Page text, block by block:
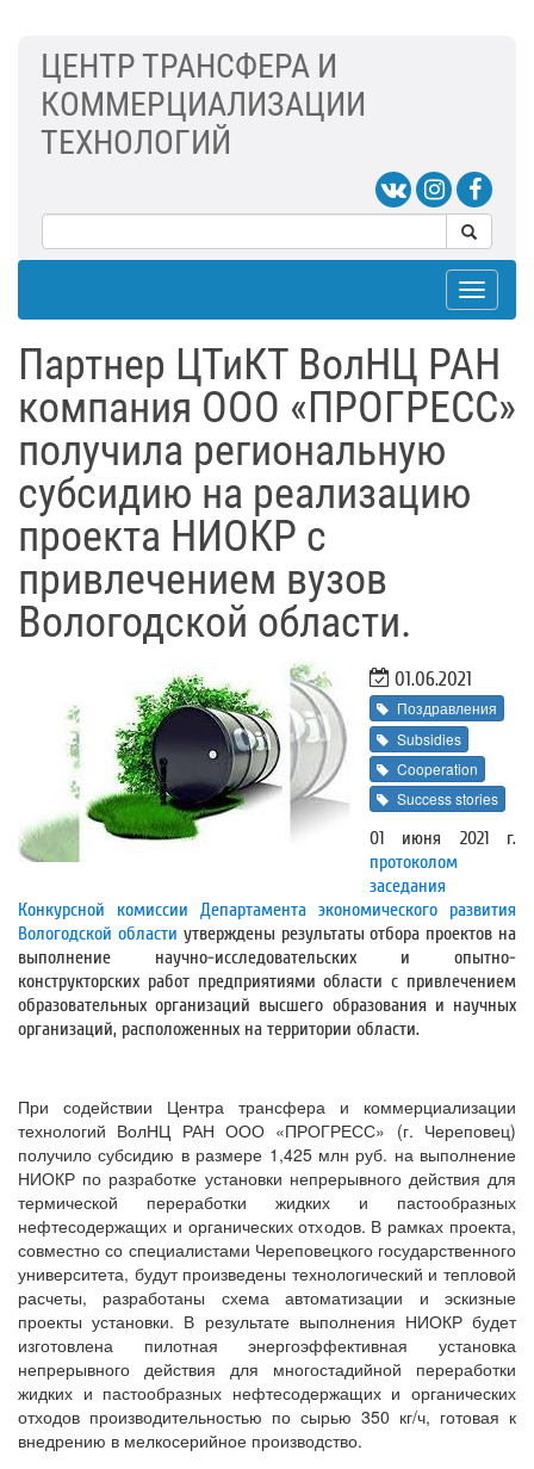
ЦЕНТР ТРАНСФЕРА И
КОММЕРЦИАЛИЗАЦИИ
ТЕХНОЛОГИЙ
Toggle
Партнер ЦТиКТ ВолНЦ РАН
компания ООО «ПРОГРЕСС»
получила региональную
субсидию на реализацию
проекта НИОКР с
привлечением вузов
Вологодской области.
01.06.2021
Поздравления
Subsidies
Cooperation
Success stories
01 июня 2021 г.
протоколом
заседания
Конкурсной комиссии Департамента экономического развития
Вологодской области утверждены результаты отбора проектов на
выполнение научно-исследовательских и опытно-
конструкторских работ предприятиями области с привлечением
образовательных организаций высшего образования и научных
организаций, расположенных на территории области.
При содействии Центра трансфера и коммерциализации
технологий ВолНЦ РАН ООО «ПРОГРЕСС» (г. Череповец)
получило субсидию в размере 1,425 млн руб. на выполнение
НИОКР по разработке установки непрерывного действия для
термической переработки жидких и пастообразных
нефтесодержащих и органических отходов. В рамках проекта,
совместно со специалистами Череповецкого государственного
университета, будут произведены технологический и тепловой
расчеты, разработаны схема автоматизации и эскизные
проекты установки. В результате выполнения НИОКР будет
изготовлена пилотная энергоэффективная установка
непрерывного действия для многостадийной переработки
жидких и пастообразных нефтесодержащих и органических
отходов производительностью по сырью 350 кг/ч, готовая к
внедрению в мелкосерийное производство.